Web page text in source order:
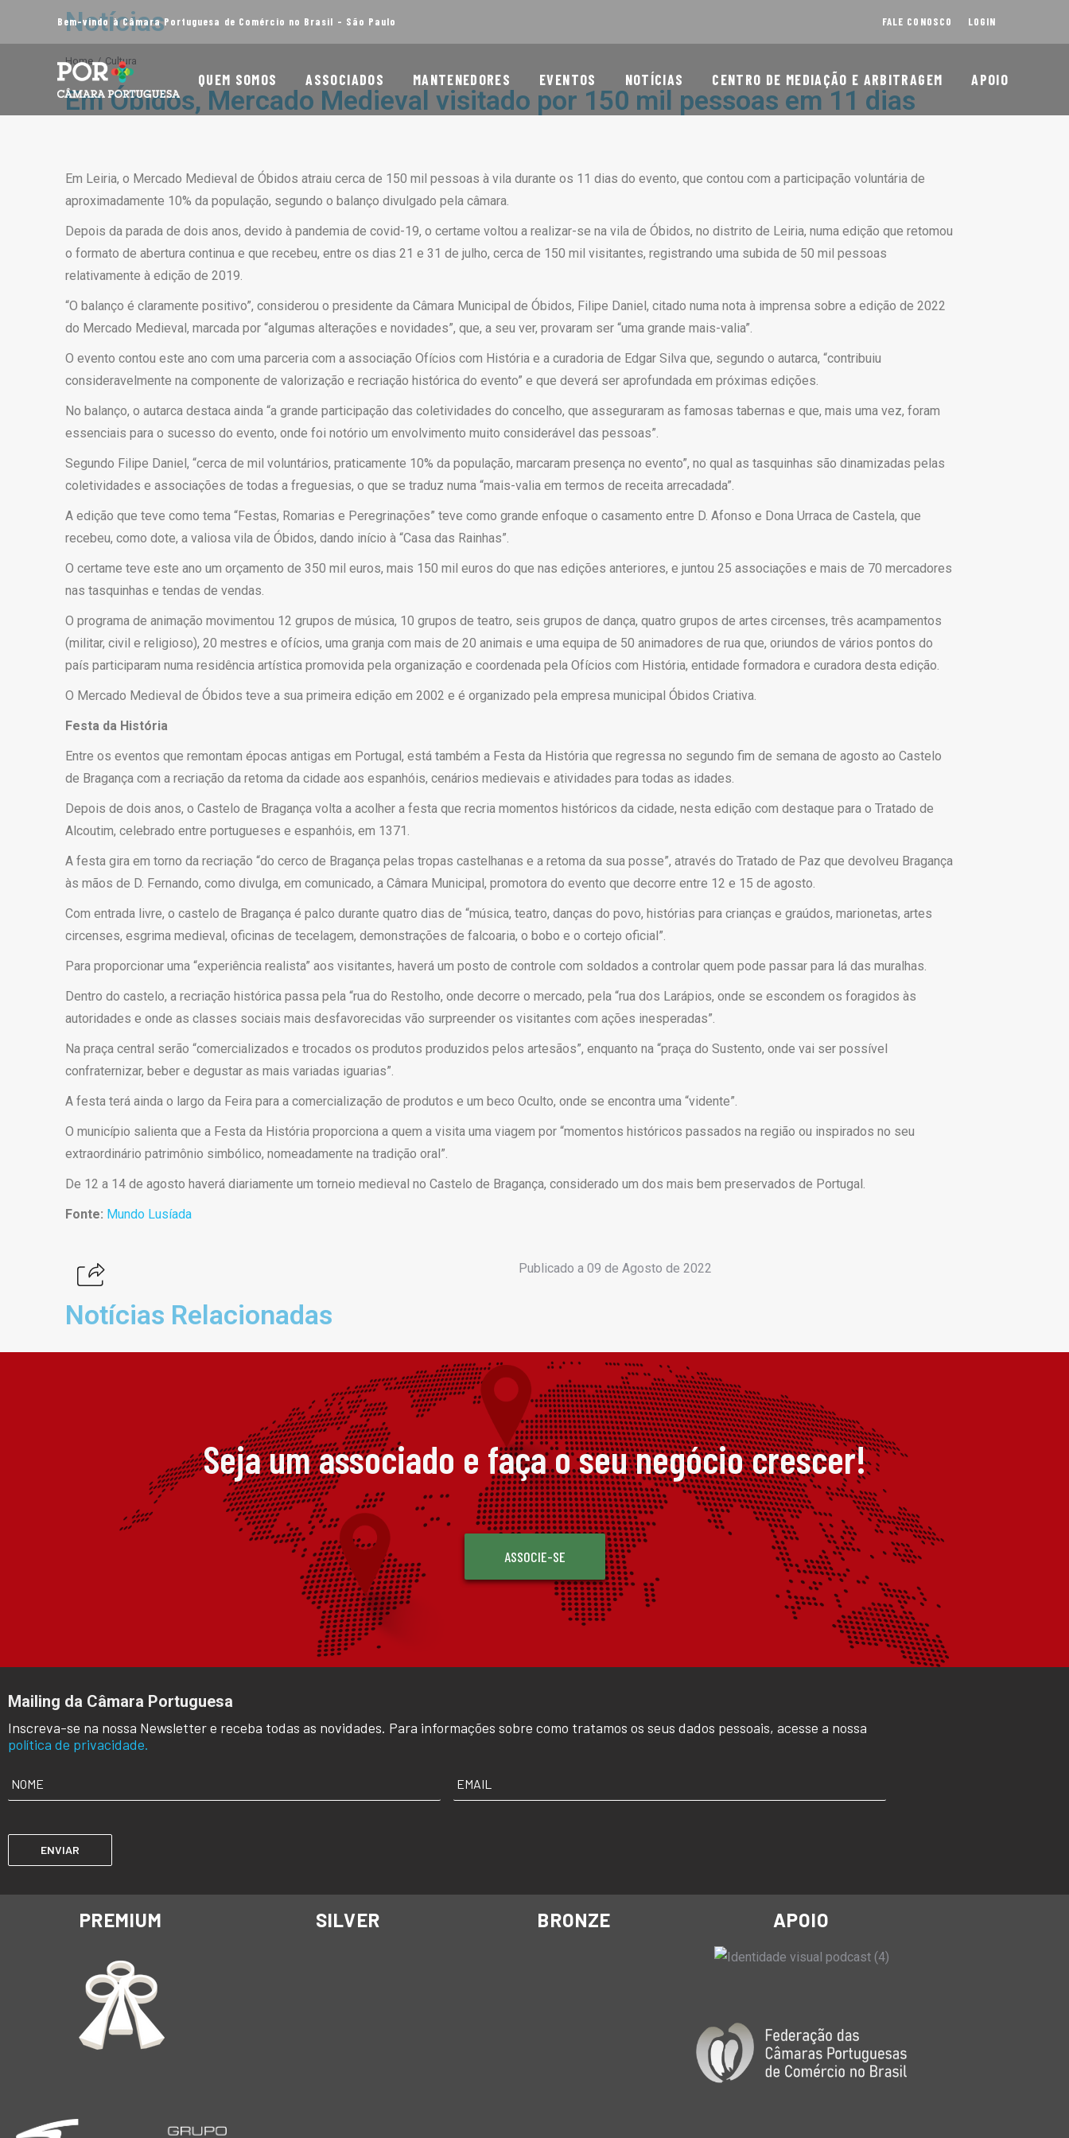
Bem-vindo à Câmara Portuguesa de Comércio no Brasil - São Paulo FALE CONOSCO LOGIN
QUEM SOMOS ASSOCIADOS MANTENEDORES EVENTOS NOTÍCIAS CENTRO DE MEDIAÇÃO E ARBITRAGEM APOIO
Notícias
You are here:
Home Cultura
Em Óbidos, Mercado Medieval visitado por 150 mil pessoas em 11 dias
Em Leiria, o Mercado Medieval de Óbidos atraiu cerca de 150 mil pessoas à vila durante os 11 dias do evento, que contou com a participação voluntária de
aproximadamente 10% da população, segundo o balanço divulgado pela câmara.
Depois da parada de dois anos, devido à pandemia de covid-19, o certame voltou a realizar-se na vila de Óbidos, no distrito de Leiria, numa edição que retomou
o formato de abertura continua e que recebeu, entre os dias 21 e 31 de julho, cerca de 150 mil visitantes, registrando uma subida de 50 mil pessoas
relativamente à edição de 2019.
“O balanço é claramente positivo”, considerou o presidente da Câmara Municipal de Óbidos, Filipe Daniel, citado numa nota à imprensa sobre a edição de 2022
do Mercado Medieval, marcada por “algumas alterações e novidades”, que, a seu ver, provaram ser “uma grande mais-valia”.
O evento contou este ano com uma parceria com a associação Ofícios com História e a curadoria de Edgar Silva que, segundo o autarca, “contribuiu
consideravelmente na componente de valorização e recriação histórica do evento” e que deverá ser aprofundada em próximas edições.
No balanço, o autarca destaca ainda “a grande participação das coletividades do concelho, que asseguraram as famosas tabernas e que, mais uma vez, foram
essenciais para o sucesso do evento, onde foi notório um envolvimento muito considerável das pessoas”.
Segundo Filipe Daniel, “cerca de mil voluntários, praticamente 10% da população, marcaram presença no evento”, no qual as tasquinhas são dinamizadas pelas
coletividades e associações de todas a freguesias, o que se traduz numa “mais-valia em termos de receita arrecadada”.
A edição que teve como tema “Festas, Romarias e Peregrinações” teve como grande enfoque o casamento entre D. Afonso e Dona Urraca de Castela, que
recebeu, como dote, a valiosa vila de Óbidos, dando início à “Casa das Rainhas”.
O certame teve este ano um orçamento de 350 mil euros, mais 150 mil euros do que nas edições anteriores, e juntou 25 associações e mais de 70 mercadores
nas tasquinhas e tendas de vendas.
O programa de animação movimentou 12 grupos de música, 10 grupos de teatro, seis grupos de dança, quatro grupos de artes circenses, três acampamentos
(militar, civil e religioso), 20 mestres e ofícios, uma granja com mais de 20 animais e uma equipa de 50 animadores de rua que, oriundos de vários pontos do
país participaram numa residência artística promovida pela organização e coordenada pela Ofícios com História, entidade formadora e curadora desta edição.
O Mercado Medieval de Óbidos teve a sua primeira edição em 2002 e é organizado pela empresa municipal Óbidos Criativa.
Festa da História
Entre os eventos que remontam épocas antigas em Portugal, está também a Festa da História que regressa no segundo fim de semana de agosto ao Castelo
de Bragança com a recriação da retoma da cidade aos espanhóis, cenários medievais e atividades para todas as idades.
Depois de dois anos, o Castelo de Bragança volta a acolher a festa que recria momentos históricos da cidade, nesta edição com destaque para o Tratado de
Alcoutim, celebrado entre portugueses e espanhóis, em 1371.
A festa gira em torno da recriação “do cerco de Bragança pelas tropas castelhanas e a retoma da sua posse”, através do Tratado de Paz que devolveu Bragança
às mãos de D. Fernando, como divulga, em comunicado, a Câmara Municipal, promotora do evento que decorre entre 12 e 15 de agosto.
Com entrada livre, o castelo de Bragança é palco durante quatro dias de “música, teatro, danças do povo, histórias para crianças e graúdos, marionetas, artes
circenses, esgrima medieval, oficinas de tecelagem, demonstrações de falcoaria, o bobo e o cortejo oficial”.
Para proporcionar uma “experiência realista” aos visitantes, haverá um posto de controle com soldados a controlar quem pode passar para lá das muralhas.
Dentro do castelo, a recriação histórica passa pela “rua do Restolho, onde decorre o mercado, pela “rua dos Larápios, onde se escondem os foragidos às
autoridades e onde as classes sociais mais desfavorecidas vão surpreender os visitantes com ações inesperadas”.
Na praça central serão “comercializados e trocados os produtos produzidos pelos artesãos”, enquanto na “praça do Sustento, onde vai ser possível
confraternizar, beber e degustar as mais variadas iguarias”.
A festa terá ainda o largo da Feira para a comercialização de produtos e um beco Oculto, onde se encontra uma “vidente”.
O município salienta que a Festa da História proporciona a quem a visita uma viagem por “momentos históricos passados na região ou inspirados no seu
extraordinário patrimônio simbólico, nomeadamente na tradição oral”.
De 12 a 14 de agosto haverá diariamente um torneio medieval no Castelo de Bragança, considerado um dos mais bem preservados de Portugal.
Fonte: Mundo Lusíada
Publicado a 09 de Agosto de 2022
Notícias Relacionadas
Seja um associado e faça o seu negócio crescer!
ASSOCIE-SE
Mailing da Câmara Portuguesa
Inscreva-se na nossa Newsletter e receba todas as novidades. Para informações sobre como tratamos os seus dados pessoais, acesse a nossa
política de privacidade.
PREMIUM SILVER BRONZE APOIO